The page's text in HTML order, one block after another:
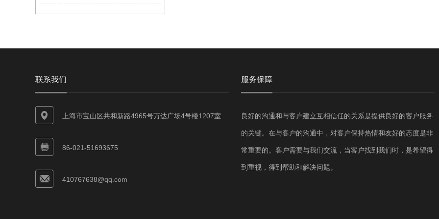
联系我们
上海市宝山区共和新路4965号万达广场4号楼1207室
86-021-51693675
410767638@qq.com
服务保障
良好的沟通和与客户建立互相信任的关系是提供良好的客户服务
的关键。在与客户的沟通中，对客户保持热情和友好的态度是非
常重要的。客户需要与我们交流，当客户找到我们时，是希望得
到重视，得到帮助和解决问题。